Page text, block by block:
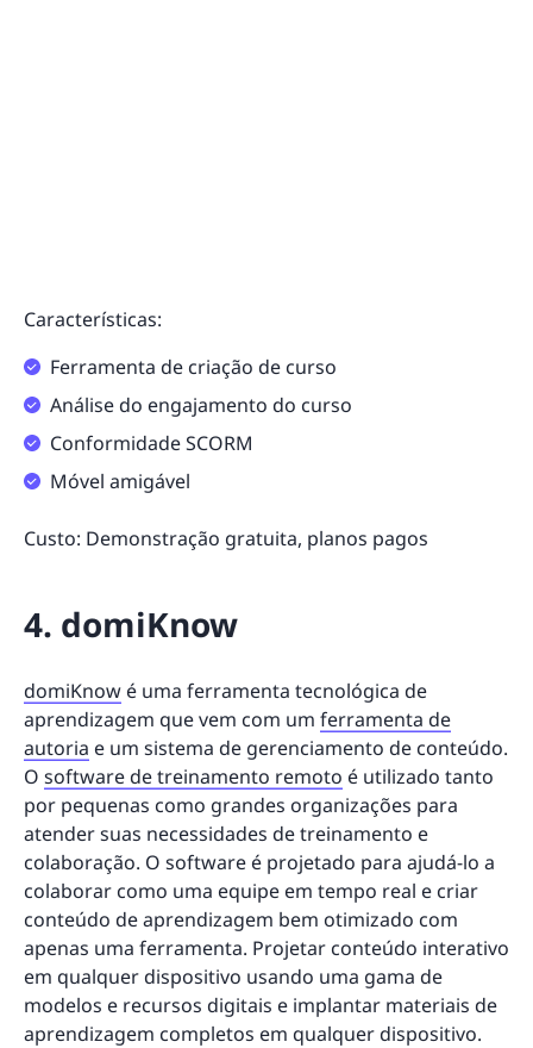
Características:
Ferramenta de criação de curso
Análise do engajamento do curso
Conformidade SCORM
Móvel amigável
Custo: Demonstração gratuita, planos pagos
4. domiKnow
domiKnow é uma ferramenta tecnológica de
aprendizagem que vem com um ferramenta de
autoria e um sistema de gerenciamento de conteúdo.
O software de treinamento remoto é utilizado tanto
por pequenas como grandes organizações para
atender suas necessidades de treinamento e
colaboração. O software é projetado para ajudá-lo a
colaborar como uma equipe em tempo real e criar
conteúdo de aprendizagem bem otimizado com
apenas uma ferramenta. Projetar conteúdo interativo
em qualquer dispositivo usando uma gama de
modelos e recursos digitais e implantar materiais de
aprendizagem completos em qualquer dispositivo.